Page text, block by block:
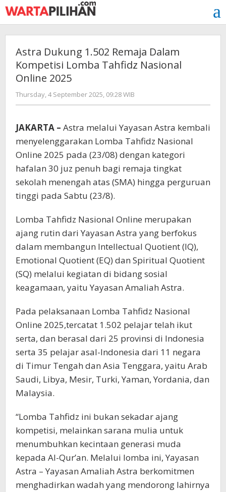
Skip
to
content
Astra Dukung 1.502 Remaja Dalam
Kompetisi Lomba Tahfidz Nasional
Online 2025
Thursday, 4 September 2025, 09:28 WIB
Adi
JAKARTA – Astra melalui Yayasan Astra kembali
menyelenggarakan Lomba Tahfidz Nasional
Online 2025 pada (23/08) dengan kategori
hafalan 30 juz penuh bagi remaja tingkat
sekolah menengah atas (SMA) hingga perguruan
tinggi pada Sabtu (23/8).
Lomba Tahfidz Nasional Online merupakan
ajang rutin dari Yayasan Astra yang berfokus
dalam membangun Intellectual Quotient (IQ),
Emotional Quotient (EQ) dan Spiritual Quotient
(SQ) melalui kegiatan di bidang sosial
keagamaan, yaitu Yayasan Amaliah Astra.
Pada pelaksanaan Lomba Tahfidz Nasional
Online 2025,tercatat 1.502 pelajar telah ikut
serta, dan berasal dari 25 provinsi di Indonesia
serta 35 pelajar asal-Indonesia dari 11 negara
di Timur Tengah dan Asia Tenggara, yaitu Arab
Saudi, Libya, Mesir, Turki, Yaman, Yordania, dan
Malaysia.
“Lomba Tahfidz ini bukan sekadar ajang
kompetisi, melainkan sarana mulia untuk
menumbuhkan kecintaan generasi muda
kepada Al-Qur’an. Melalui lomba ini, Yayasan
Astra – Yayasan Amaliah Astra berkomitmen
menghadirkan wadah yang mendorong lahirnya